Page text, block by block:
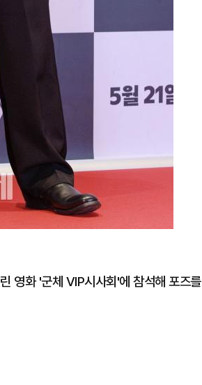
영화 '군체 VIP시사회'에 참석해 포즈를